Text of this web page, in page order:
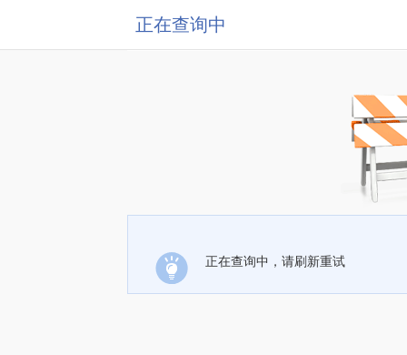
正在查询中
正在查询中，请刷新重试